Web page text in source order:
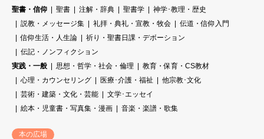
聖書・信仰
聖書 注解・辞典 聖書学
神学･教理・歴史
説教・メッセージ集
礼拝・典礼・宣教・牧会
伝道・信仰入門
信仰生活・人生論
祈り・聖書日課・デボーション
伝記・ノンフィクション
実践・一般
思想・哲学・社会・倫理
教育・保育・CS教材
心理・カウンセリング
医療･介護・福祉
他宗教･文化
芸術・建築・文化・芸能
文学･エッセイ
絵本・児童書・写真集・漫画
音楽・楽譜・歌集
本の広場